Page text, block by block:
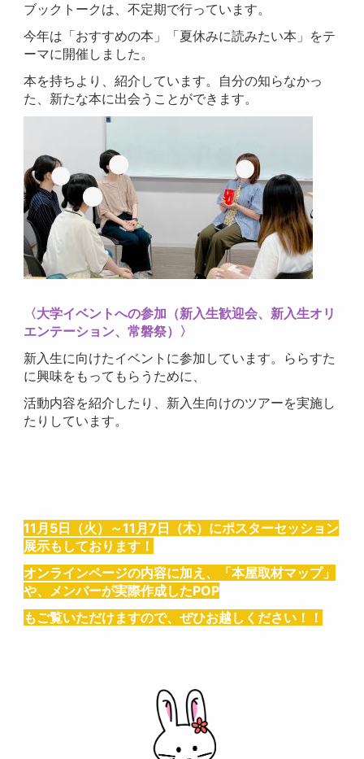
ブックトークは、不定期で行っています。
今年は「おすすめの本」「夏休みに読みたい本」をテ
ーマに開催しました。
本を持ちより、紹介しています。自分の知らなかっ
た、新たな本に出会うことができます。
〈大学イベントへの参加（新入生歓迎会、新入生オリ
エンテーション、常磐祭）〉
新入生に向けたイベントに参加しています。ららすた
に興味をもってもらうために、
活動内容を紹介したり、新入生向けのツアーを実施し
たりしています。
11月5日（火）～11月7日（木）にポスターセッション
展示もしております！
オンラインページの内容に加え、「本屋取材マップ」
や、メンバーが実際作成したPOP
もご覧いただけますので、ぜひお越しください！！